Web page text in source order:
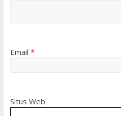
Email *
Situs Web